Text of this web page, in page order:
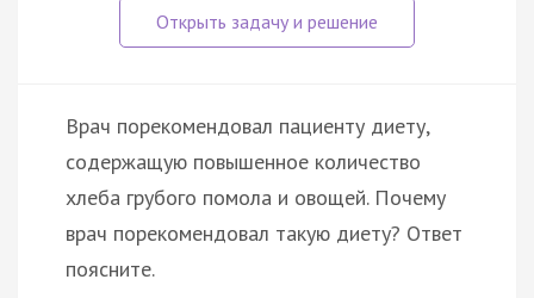
Врач порекомендовал пациенту диету,
содержащую повышенное количество
хлеба грубого помола и овощей. Почему
врач порекомендовал такую диету? Ответ
поясните.